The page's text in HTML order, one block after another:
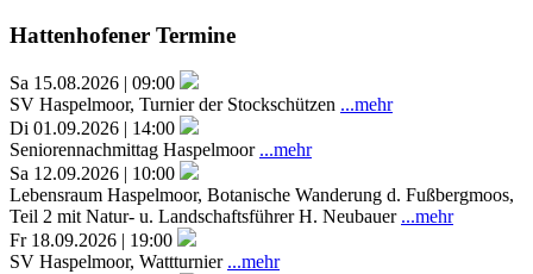
Hattenhofener Termine
Sa 15.08.2026 | 09:00
SV Haspelmoor, Turnier der Stockschützen ...mehr
Di 01.09.2026 | 14:00
Seniorennachmittag Haspelmoor ...mehr
Sa 12.09.2026 | 10:00
Lebensraum Haspelmoor, Botanische Wanderung d. Fußbergmoos,
Teil 2 mit Natur- u. Landschaftsführer H. Neubauer ...mehr
Fr 18.09.2026 | 19:00
SV Haspelmoor, Wattturnier ...mehr